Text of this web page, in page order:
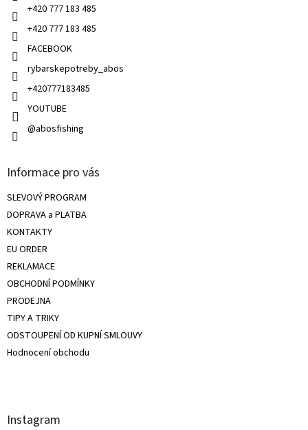
+420 777 183 485
+420 777 183 485
FACEBOOK
rybarskepotreby_abos
+420777183485
YOUTUBE
@abosfishing
Informace pro vás
SLEVOVÝ PROGRAM
DOPRAVA a PLATBA
KONTAKTY
EU ORDER
REKLAMACE
OBCHODNÍ PODMÍNKY
PRODEJNA
TIPY A TRIKY
ODSTOUPENÍ OD KUPNÍ SMLOUVY
Hodnocení obchodu
Instagram